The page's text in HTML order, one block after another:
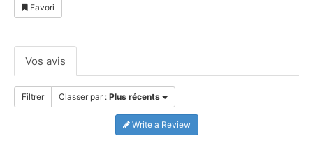
Favori
Vos avis
Filtrer Classer par : Plus récents
Write a Review